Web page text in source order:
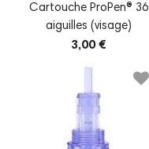
Cartouche ProPen® 36
aiguilles (visage)
3,00 €